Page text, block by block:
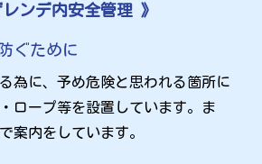
レンデ内安全管理 》
ぐために
為に、予め危険と思われる箇所に
ロープ等を設置しています。ま
案内をしています。